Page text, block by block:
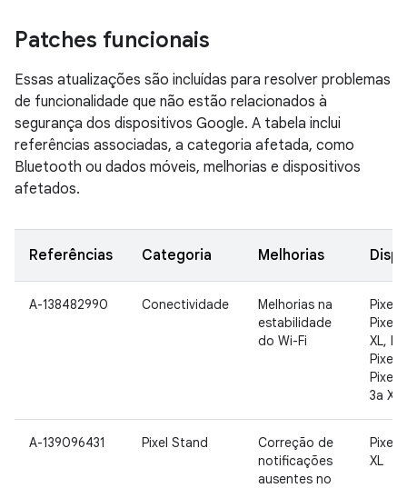
Patches funcionais
Essas atualizações são incluídas para resolver problemas
de funcionalidade que não estão relacionados à
segurança dos dispositivos Google. A tabela inclui
referências associadas, a categoria afetada, como
Bluetooth ou dados móveis, melhorias e dispositivos
afetados.
Referências Categoria Melhorias
A-138482990 Conectividade
Melhorias na
estabilidade
do Wi-Fi
Pixel,
Pixel
XL,
Pixel
Pixel
3a XL
A-139096431 Pixel Stand
Correção de
notificações
ausentes no
Pixel
XL